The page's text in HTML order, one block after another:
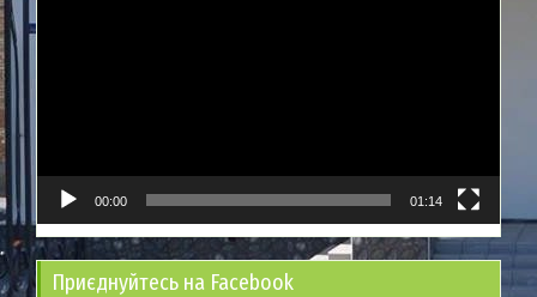
00:00 01:14
Приєднуйтесь на Facebook